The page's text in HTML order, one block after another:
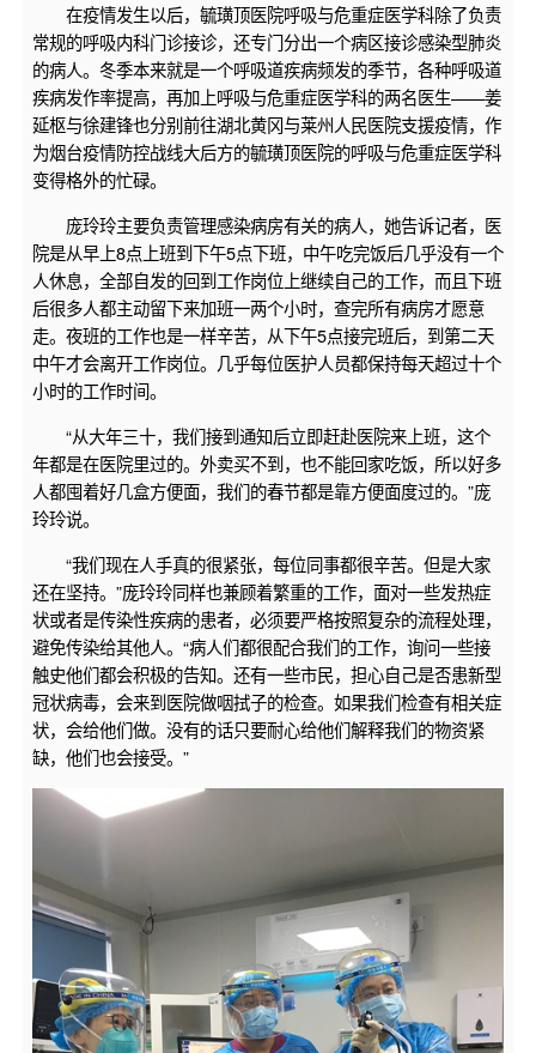
在疫情发生以后，毓璜顶医院呼吸与危重症医学科除了负责
常规的呼吸内科门诊接诊，还专门分出一个病区接诊感染型肺炎
的病人。冬季本来就是一个呼吸道疾病频发的季节，各种呼吸道
疾病发作率提高，再加上呼吸与危重症医学科的两名医生——姜
延枢与徐建锋也分别前往湖北黄冈与莱州人民医院支援疫情，作
为烟台疫情防控战线大后方的毓璜顶医院的呼吸与危重症医学科
变得格外的忙碌。
庞玲玲主要负责管理感染病房有关的病人，她告诉记者，医
院是从早上8点上班到下午5点下班，中午吃完饭后几乎没有一个
人休息，全部自发的回到工作岗位上继续自己的工作，而且下班
后很多人都主动留下来加班一两个小时，查完所有病房才愿意
走。夜班的工作也是一样辛苦，从下午5点接完班后，到第二天
中午才会离开工作岗位。几乎每位医护人员都保持每天超过十个
小时的工作时间。
“从大年三十，我们接到通知后立即赶赴医院来上班，这个
年都是在医院里过的。外卖买不到，也不能回家吃饭，所以好多
人都囤着好几盒方便面，我们的春节都是靠方便面度过的。”庞
玲玲说。
“我们现在人手真的很紧张，每位同事都很辛苦。但是大家
还在坚持。”庞玲玲同样也兼顾着繁重的工作，面对一些发热症
状或者是传染性疾病的患者，必须要严格按照复杂的流程处理，
避免传染给其他人。“病人们都很配合我们的工作，询问一些接
触史他们都会积极的告知。还有一些市民，担心自己是否患新型
冠状病毒，会来到医院做咽拭子的检查。如果我们检查有相关症
状，会给他们做。没有的话只要耐心给他们解释我们的物资紧
缺，他们也会接受。”